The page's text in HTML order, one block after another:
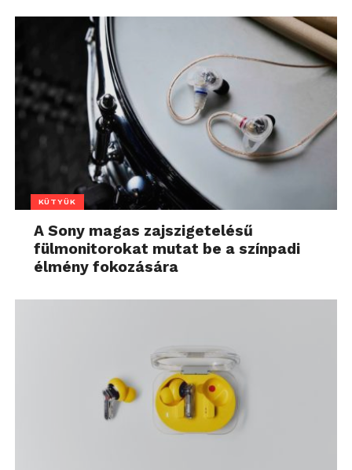
KÜTYÜK
A Sony magas zajszigetelésű
fülmonitorokat mutat be a színpadi
élmény fokozására